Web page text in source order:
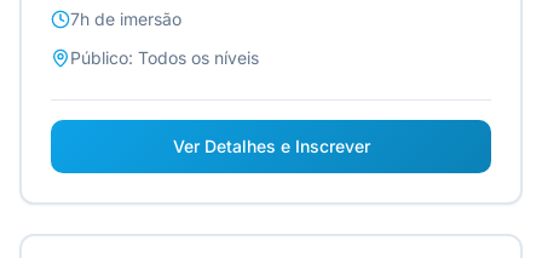
7h de imersão
Público: Todos os níveis
Ver Detalhes e Inscrever